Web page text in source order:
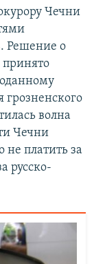
Чечни
Решение о
принято
волна
Чечни
не платить за
русско-